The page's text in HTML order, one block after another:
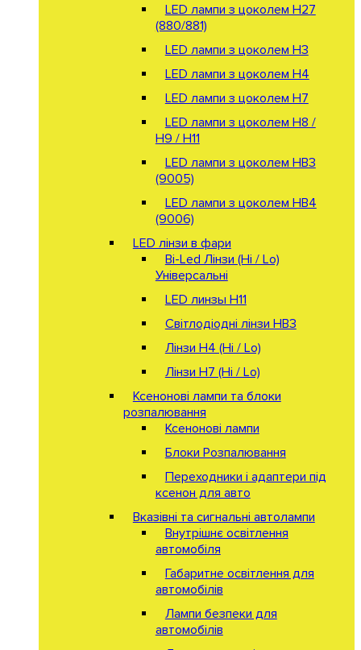
LED лампи з цоколем H27
(880/881)
LED лампи з цоколем H3
LED лампи з цоколем H4
LED лампи з цоколем H7
LED лампи з цоколем H8 /
H9 / H11
LED лампи з цоколем HB3
(9005)
LED лампи з цоколем HB4
(9006)
LED лінзи в фари
Bi-Led Лінзи (Hi / Lo)
Універсальні
LED линзы H11
Світлодіодні лінзи HB3
Лінзи Н4 (Hi / Lo)
Лінзи Н7 (Hi / Lo)
Ксенонові лампи та блоки
розпалювання
Ксенонові лампи
Блоки Розпалювання
Переходники і адаптери під
ксенон для авто
Вказівні та сигнальні автолампи
Внутрішнє освітлення
автомобіля
Габаритне освітлення для
автомобілів
Лампи безпеки для
автомобілів